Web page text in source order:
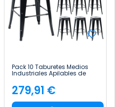
Pack 10 Taburetes Medios
Industriales Apilables de
Acero 43x43x76cm Thinia
Home
Precio
279,91 €